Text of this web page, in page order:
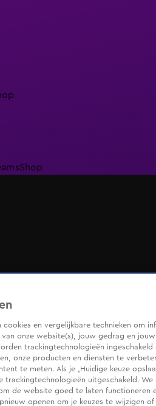
Shop
cookies en vergelijkbare technieken om
onze website(s), jouw gedrag en jouw
trackingtechnologieën ingeschakeld
onze producten en diensten te
te meten. Als je „Huidige keuze
uitgeschakeld. We
de website goed te laten functioneren
openen om je keuzes te wijzigen